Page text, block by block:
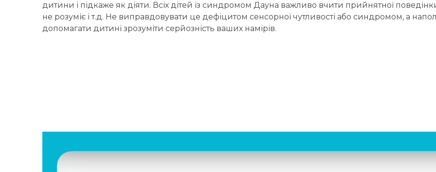
дитини і підкаже як діяти. Всіх дітей із синдромом Дауна важливо вчити прийнятної
не розуміє і т.д. Не виправдовувати це дефіцитом сенсорної чутливості або синдромом, а
допомагати дитині зрозуміти серйозність ваших намірів.